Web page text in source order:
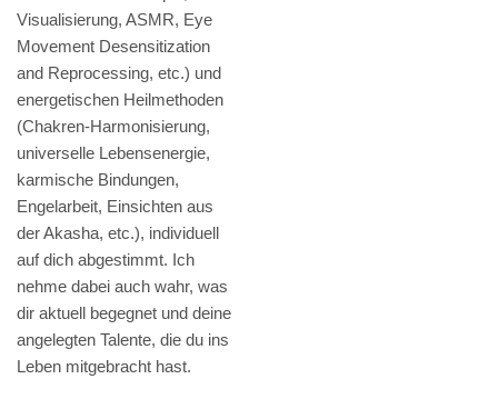
Visualisierung, ASMR, Eye
Movement Desensitization
and Reprocessing, etc.) und
energetischen Heilmethoden
(Chakren-Harmonisierung,
universelle Lebensenergie,
karmische Bindungen,
Engelarbeit, Einsichten aus
der Akasha, etc.), individuell
auf dich abgestimmt. Ich
nehme dabei auch wahr, was
dir aktuell begegnet und deine
angelegten Talente, die du ins
Leben mitgebracht hast.